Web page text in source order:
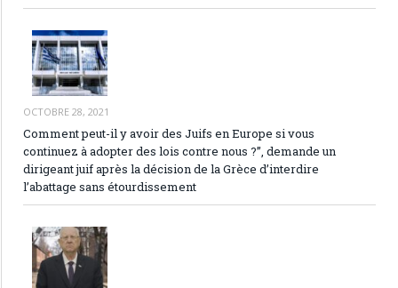
OCTOBRE 28, 2021
Comment peut-il y avoir des Juifs en Europe si vous
continuez à adopter des lois contre nous ?”, demande un
dirigeant juif après la décision de la Grèce d’interdire
l’abattage sans étourdissement